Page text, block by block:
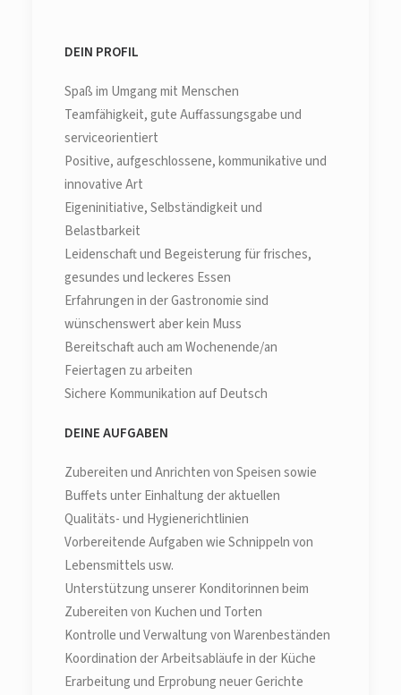
DEIN PROFIL
Spaß im Umgang mit Menschen
Teamfähigkeit, gute Auffassungsgabe und
serviceorientiert
Positive, aufgeschlossene, kommunikative und
innovative Art
Eigeninitiative, Selbständigkeit und
Belastbarkeit
Leidenschaft und Begeisterung für frisches,
gesundes und leckeres Essen
Erfahrungen in der Gastronomie sind
wünschenswert aber kein Muss
Bereitschaft auch am Wochenende/an
Feiertagen zu arbeiten
Sichere Kommunikation auf Deutsch
DEINE AUFGABEN
Zubereiten und Anrichten von Speisen sowie
Buffets unter Einhaltung der aktuellen
Qualitäts- und Hygienerichtlinien
Vorbereitende Aufgaben wie Schnippeln von
Lebensmittels usw.
Unterstützung unserer Konditorinnen beim
Zubereiten von Kuchen und Torten
Kontrolle und Verwaltung von Warenbeständen
Koordination der Arbeitsabläufe in der Küche
Erarbeitung und Erprobung neuer Gerichte